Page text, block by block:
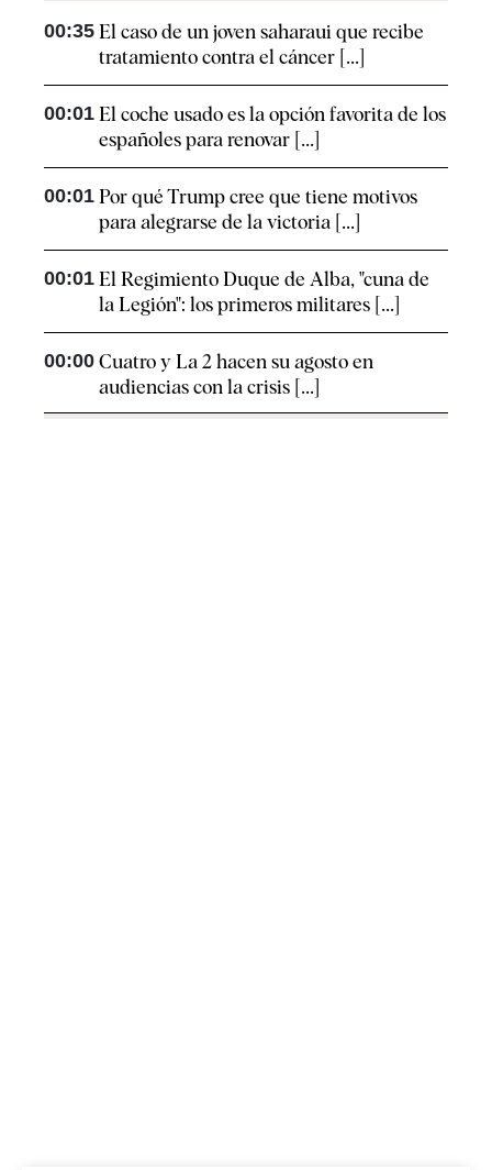
00:35 El caso de un joven saharaui que recibe
tratamiento contra el cáncer [...]
00:01 El coche usado es la opción favorita de los
españoles para renovar [...]
00:01 Por qué Trump cree que tiene motivos
para alegrarse de la victoria [...]
00:01 El Regimiento Duque de Alba, "cuna de
la Legión": los primeros militares [...]
00:00 Cuatro y La 2 hacen su agosto en
audiencias con la crisis [...]